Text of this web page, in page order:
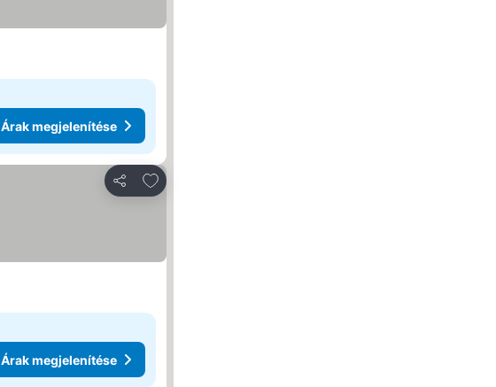
Árak megjelenítése
Megosztás
Hozzáadás a kedvencekhez
Árak megjelenítése